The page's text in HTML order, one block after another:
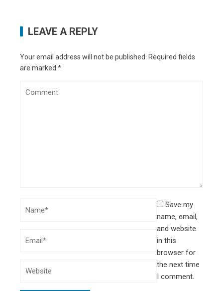
LEAVE A REPLY
Your email address will not be published. Required fields
are marked *
Save my
name, email,
and website
in this
browser for
the next time
I comment.